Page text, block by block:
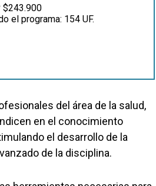
$243.900
el programa: 154 UF.
del área de la salud,
en el conocimiento
el desarrollo de la
de la disciplina.